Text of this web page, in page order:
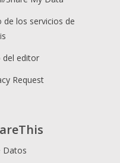
Datos
de los servicios de
del editor
Request